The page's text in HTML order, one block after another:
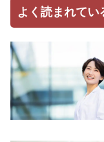
よく読まれてい